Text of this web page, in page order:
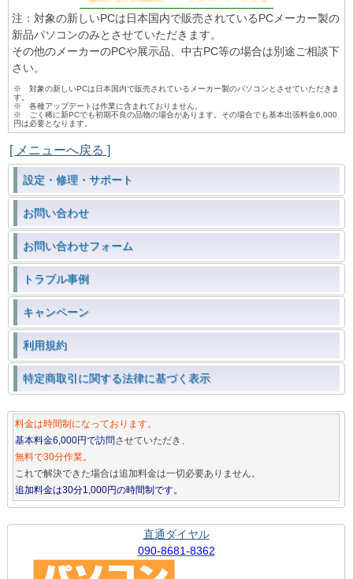
注：対象の新しいPCは日本国内で販売されているPCメーカー製の
新品パソコンのみとさせていただきます。
その他のメーカーのPCや展示品、中古PC等の場合は別途ご相談下
さい。
※ 対象の新しいPCは日本国内で販売されているメーカー製のパソコンとさせていただきま
す。
※ 各種アップデートは作業に含まれておりません。
※ ごく稀に新PCでも初期不良の品物の場合があります。その場合でも基本出張料金6,000
円は必要となります。
[ メニューへ戻る ]
設定・修理・サポート
お問い合わせ
お問い合わせフォーム
トラブル事例
キャンペーン
利用規約
特定商取引に関する法律に基づく表示
料金は時間制になっております。
基本料金6,000円で訪問させていただき、
無料で30分作業。
これで解決できた場合は追加料金は一切必要ありません。
追加料金は30分1,000円の時間制です。
直通ダイヤル
090-8681-8362